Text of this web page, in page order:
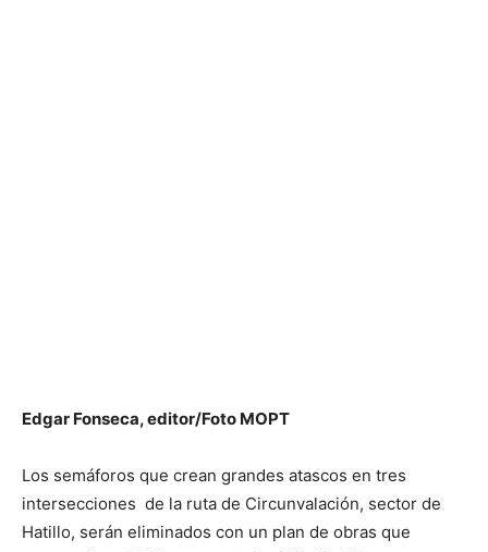
Edgar Fonseca, editor/Foto MOPT
Los semáforos que crean grandes atascos en tres
intersecciones de la ruta de Circunvalación, sector de
Hatillo, serán eliminados con un plan de obras que